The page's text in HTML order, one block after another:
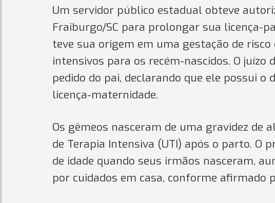
Um servidor público estadual obteve
Fraiburgo/SC para prolongar sua licença-
teve sua origem em uma gestação de
intensivos para os recém-nascidos. O
pedido do pai, declarando que ele possui
licença-maternidade.
Os gêmeos nasceram de uma gravidez de
de Terapia Intensiva (UTI) após o parto. O
de idade quando seus irmãos nasceram,
por cuidados em casa, conforme afirmado